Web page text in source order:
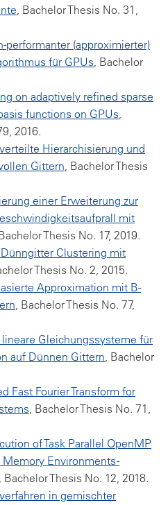
, Bachelor Thesis No. 31,
performanter (approximierter)
für GPUs, Bachelor
on adaptively refined sparse
functions on GPUs,
2016.
Hierarchisierung und
Gittern, Bachelor Thesis
einer Erweiterung zur
mit
Thesis No. 17, 2019.
Clustering mit
Thesis No. 2, 2015.
Approximation mit B-
, Bachelor Thesis No. 77,
Gleichungssysteme für
auf Dünnen Gittern, Bachelor
Fast Fourier Transform for
, Bachelor Thesis No. 71,
of Task Parallel OpenMP
Environments -
, Bachelor Thesis No. 12, 2018.
in gemischter